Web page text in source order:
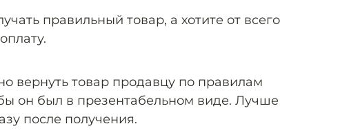
правильный товар, а хотите от всего
вернуть товар продавцу по правилам
он был в презентабельном виде. Лучше
после получения.